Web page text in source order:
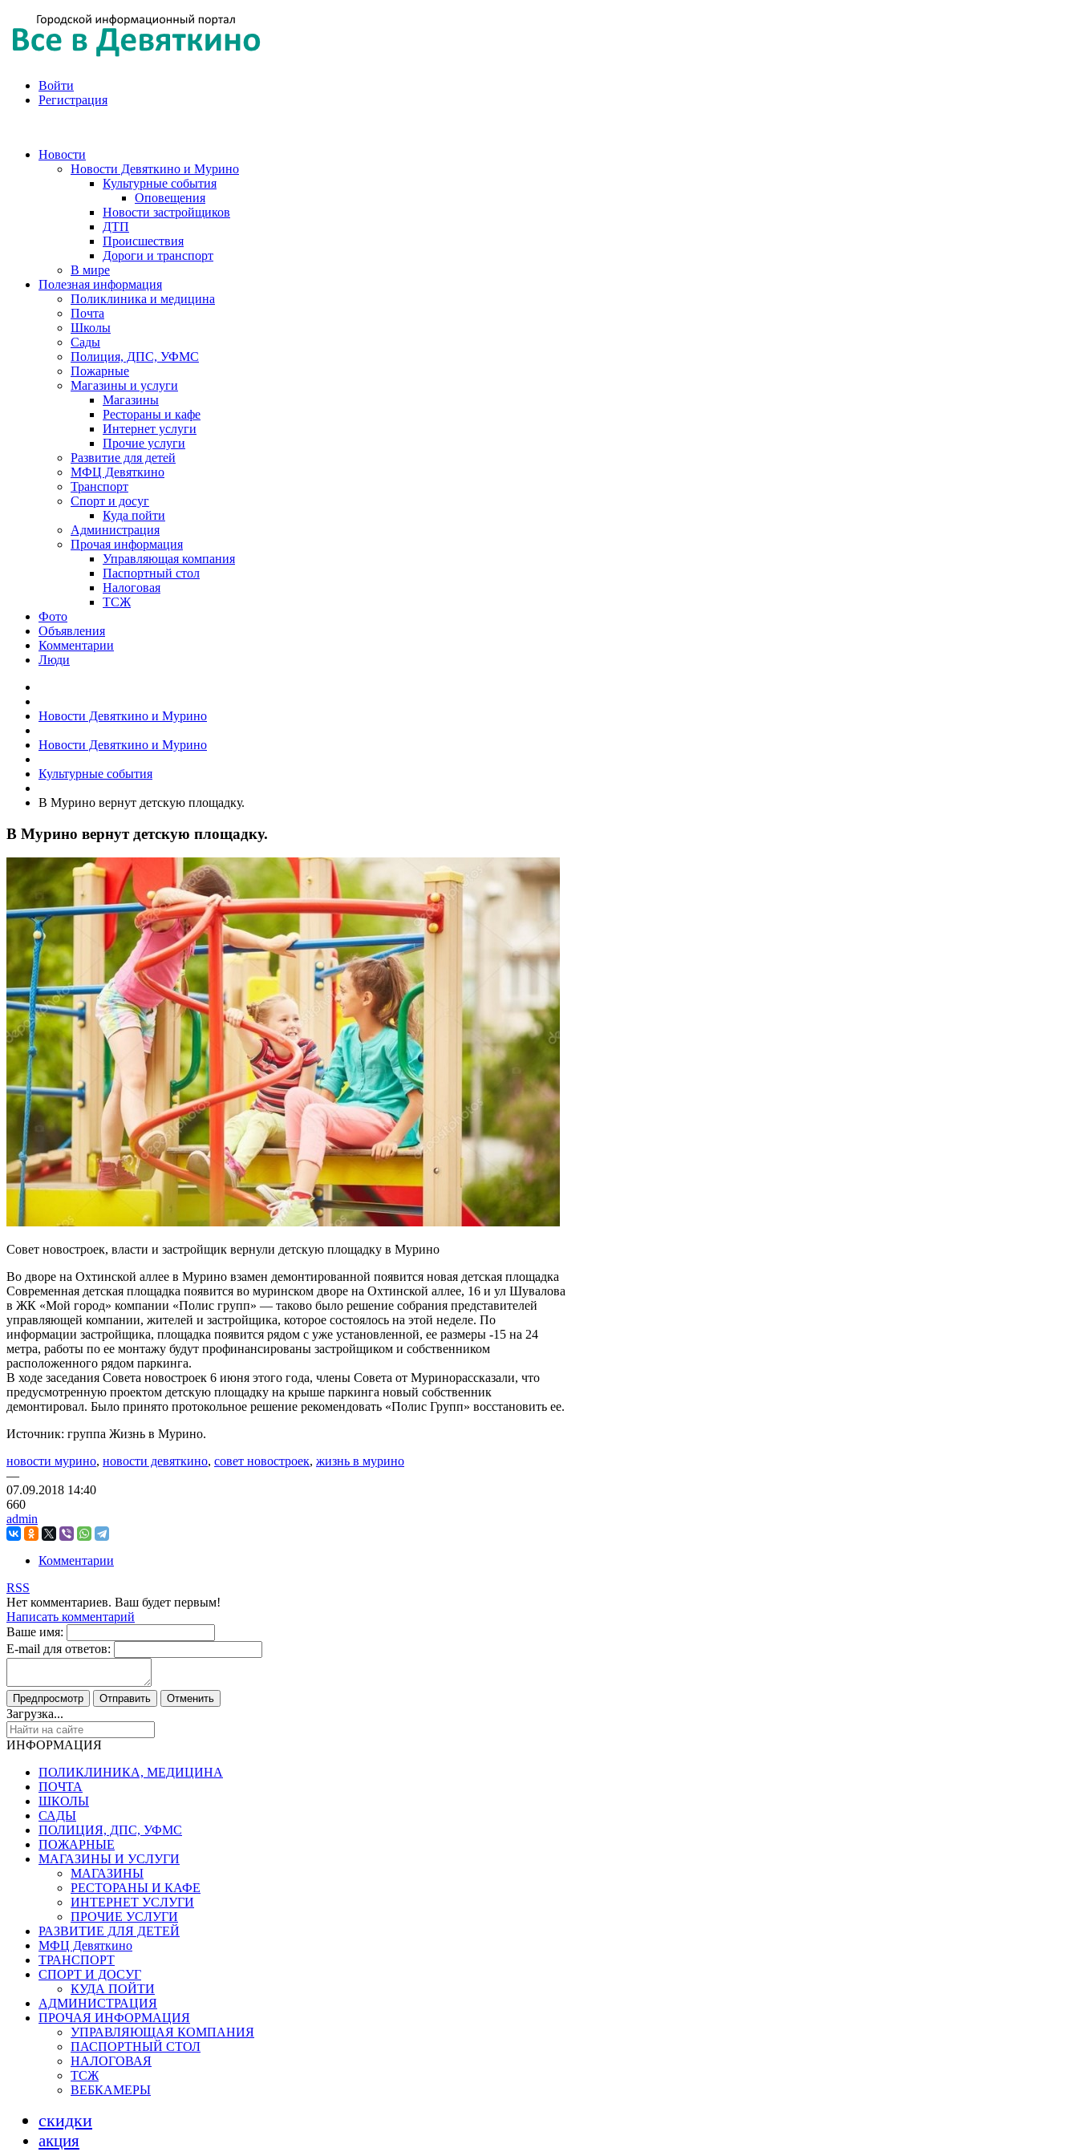
Войти
Регистрация
Новости
Новости Девяткино и Мурино
Культурные события
Оповещения
Новости застройщиков
ДТП
Происшествия
Дороги и транспорт
В мире
Полезная информация
Поликлиника и медицина
Почта
Школы
Сады
Полиция, ДПС, УФМС
Пожарные
Магазины и услуги
Магазины
Рестораны и кафе
Интернет услуги
Прочие услуги
Развитие для детей
МФЦ Девяткино
Транспорт
Спорт и досуг
Куда пойти
Администрация
Прочая информация
Управляющая компания
Паспортный стол
Налоговая
ТСЖ
Фото
Объявления
Комментарии
Люди
Новости Девяткино и Мурино
Новости Девяткино и Мурино
Культурные события
В Мурино вернут детскую площадку.
В Мурино вернут детскую площадку.
Совет новостроек, власти и застройщик вернули детскую площадку в Мурино
Во дворе на Охтинской аллее в Мурино взамен демонтированной появится новая детская площадка
Современная детская площадка появится во муринском дворе на Охтинской аллее, 16 и ул Шувалова
в ЖК «Мой город» компании «Полис групп» — таково было решение собрания представителей
управляющей компании, жителей и застройщика, которое состоялось на этой неделе. По
информации застройщика, площадка появится рядом с уже установленной, ее размеры -15 на 24
метра, работы по ее монтажу будут профинансированы застройщиком и собственником
расположенного рядом паркинга.
В ходе заседания Совета новостроек 6 июня этого года, члены Совета от Муринорассказали, что
предусмотренную проектом детскую площадку на крыше паркинга новый собственник
демонтировал. Было принято протокольное решение рекомендовать «Полис Групп» восстановить ее.
Источник: группа Жизнь в Мурино.
новости мурино, новости девяткино, совет новостроек, жизнь в мурино
—
07.09.2018 14:40
660
admin
Комментарии
RSS
Нет комментариев. Ваш будет первым!
Написать комментарий
Ваше имя:
E-mail для ответов:
Загрузка...
ИНФОРМАЦИЯ
ПОЛИКЛИНИКА, МЕДИЦИНА
ПОЧТА
ШКОЛЫ
САДЫ
ПОЛИЦИЯ, ДПС, УФМС
ПОЖАРНЫЕ
МАГАЗИНЫ И УСЛУГИ
МАГАЗИНЫ
РЕСТОРАНЫ И КАФЕ
ИНТЕРНЕТ УСЛУГИ
ПРОЧИЕ УСЛУГИ
РАЗВИТИЕ ДЛЯ ДЕТЕЙ
МФЦ Девяткино
ТРАНСПОРТ
СПОРТ И ДОСУГ
КУДА ПОЙТИ
АДМИНИСТРАЦИЯ
ПРОЧАЯ ИНФОРМАЦИЯ
УПРАВЛЯЮЩАЯ КОМПАНИЯ
ПАСПОРТНЫЙ СТОЛ
НАЛОГОВАЯ
ТСЖ
ВЕБКАМЕРЫ
скидки
акция